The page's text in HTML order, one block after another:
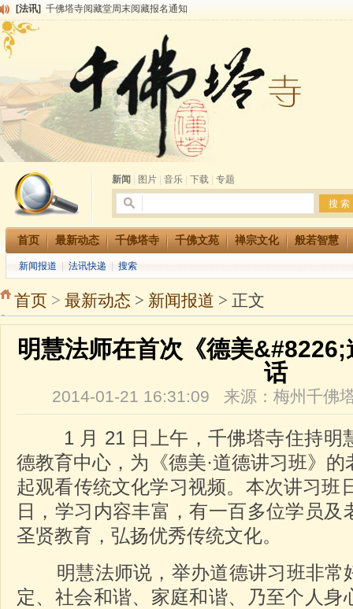
[法讯] 清明节祭祖报恩地藏法会
[法讯]
2015-3-26师父于法堂对大众的开示
广东千佛塔寺云门佛学院女众部 2016年招生简章
[法讯]
恭请海涛法师莅临千佛塔寺弘法
[法讯] 2014年七月大法会 祈福息灾地藏七 冥阳两利普渡群蒙盂兰盆
[法讯]
千佛塔寺云门佛学院女众部2014年招生简章
[法讯]
千佛塔寺兴建佛学院综合大楼缘起
[法讯]
共赴华藏世界 进入最后七天倒计时 殊胜华严法会 快快同享富贵庄严海
[法讯] 千佛塔寺阅藏堂周末阅藏报名通知
新闻
图片 音乐 下载 专题
首页 最新动态 千佛塔寺 千佛文苑 禅宗文化 般若智慧
新闻报道 法讯快递 搜索
首页 > 最新动态 > 新闻报道 > 正文
明慧法师在首次《德美
话
2014-01-21 16:31:09 来源：梅州千佛
1 月 21 日上午，千佛塔寺住持明
德教育中心，为《德美·道德讲习班》
起观看传统文化学习视频。本次讲习班
日，学习内容丰富，有一百多位学员及
圣贤教育，弘扬优秀传统文化。
明慧法师说，举办道德讲习班非常
定、社会和谐、家庭和谐、乃至个人身